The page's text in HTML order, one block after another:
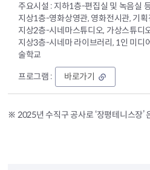
지하1층-편집실 및 녹음실
지상1층-영화상영관, 영화전시관, 기획
지상2층-시네마스튜디오, 가상스튜디
지상3층-시네마 라이브러리, 1인 미디
술학교
답
십
영
화
바로가기
※ 2025년 수직구 공사로 ‘장평테니스장’